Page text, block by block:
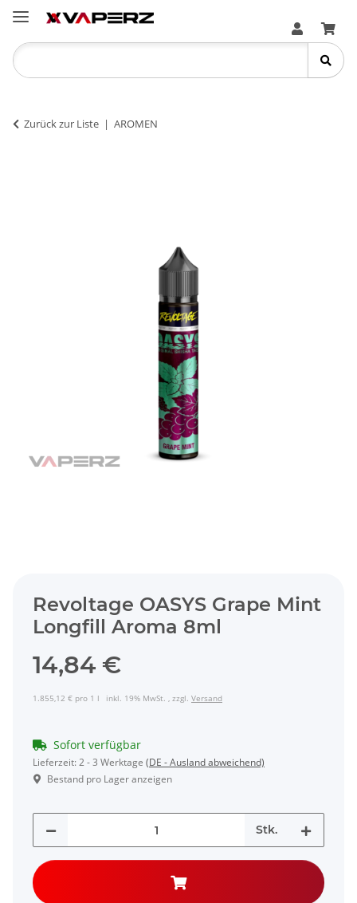
Zurück zur Liste AROMEN
Revoltage OASYS Grape Mint
Longfill Aroma 8ml
14,84 €
1.855,12 € pro 1 l inkl. 19% MwSt. , zzgl. Versand
Sofort verfügbar
Lieferzeit:2 - 3 Werktage (DE - Ausland abweichend)
Bestand pro Lager anzeigen
Stk.